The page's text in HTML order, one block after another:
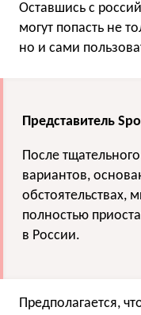
Оставшись с
могут попасть не
но и сами
Представитель
После
вариантов,
полностью
в России.
Предполагается,